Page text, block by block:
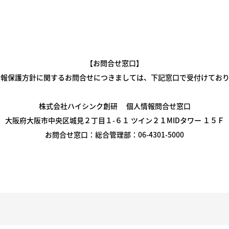
【お問合せ窓口】
保護方針に関するお問合せにつきましては、下記窓口で受付けてお
株式会社ハイシンク創研 個人情報問合せ窓口
大阪府大阪市中央区城見２丁目１-６１ ツイン２１MIDタワー １５Ｆ
お問合せ窓口：総合管理部：06-4301-5000